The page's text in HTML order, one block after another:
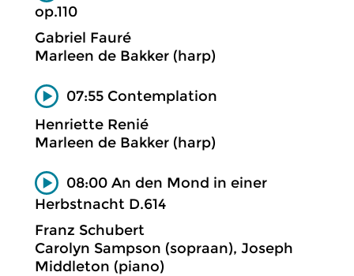
op.110
Gabriel Fauré
Marleen de Bakker (harp)
07:55 Contemplation
Henriette Renié
Marleen de Bakker (harp)
08:00 An den Mond in einer
Herbstnacht D.614
Franz Schubert
Carolyn Sampson (sopraan), Joseph
Middleton (piano)